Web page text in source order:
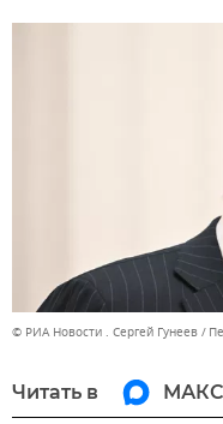
© РИА Новости . Сергей Гунеев
Читать в МАКС